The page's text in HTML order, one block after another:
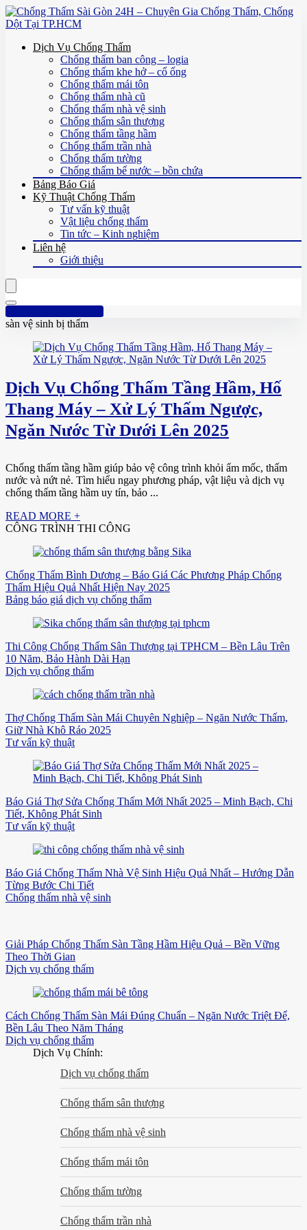
Dịch Vụ Chống Thấm
Chống thấm ban công – logia
Chống thấm khe hở – cổ ống
Chống thấm mái tôn
Chống thấm nhà cũ
Chống thấm nhà vệ sinh
Chống thấm sân thượng
Chống thấm tầng hầm
Chống thấm trần nhà
Chống thấm tường
Chống thấm bể nước – bồn chứa
Bảng Báo Giá
Kỹ Thuật Chống Thấm
Tư vấn kỹ thuật
Vật liệu chống thấm
Tin tức – Kinh nghiệm
Liên hệ
Giới thiệu
Hotline: 0961 894 472
sàn vệ sinh bị thấm
Dịch Vụ Chống Thấm Tầng Hầm, Hố
Thang Máy – Xử Lý Thấm Ngược,
Ngăn Nước Từ Dưới Lên 2025
Chống thấm tầng hầm giúp bảo vệ công trình khỏi ẩm mốc, thấm
nước và nứt nẻ. Tìm hiểu ngay phương pháp, vật liệu và dịch vụ
chống thấm tầng hầm uy tín, bảo ...
READ MORE +
CÔNG TRÌNH THI CÔNG
Chống Thấm Bình Dương – Báo Giá Các Phương Pháp Chống
Thấm Hiệu Quả Nhất Hiện Nay 2025
Bảng báo giá dịch vụ chống thấm
Thi Công Chống Thấm Sân Thượng tại TPHCM – Bền Lâu Trên
10 Năm, Bảo Hành Dài Hạn
Dịch vụ chống thấm
Thợ Chống Thấm Sàn Mái Chuyên Nghiệp – Ngăn Nước Thấm,
Giữ Nhà Khô Ráo 2025
Tư vấn kỹ thuật
Báo Giá Thợ Sửa Chống Thấm Mới Nhất 2025 – Minh Bạch, Chi
Tiết, Không Phát Sinh
Tư vấn kỹ thuật
Báo Giá Chống Thấm Nhà Vệ Sinh Hiệu Quả Nhất – Hướng Dẫn
Từng Bước Chi Tiết
Chống thấm nhà vệ sinh
Giải Pháp Chống Thấm Sàn Tầng Hầm Hiệu Quả – Bền Vững
Theo Thời Gian
Dịch vụ chống thấm
Cách Chống Thấm Sàn Mái Đúng Chuẩn – Ngăn Nước Triệt Để,
Bền Lâu Theo Năm Tháng
Dịch vụ chống thấm
Dịch Vụ Chính:
Dịch vụ chống thấm
Chống thấm sân thượng
Chống thấm nhà vệ sinh
Chống thấm mái tôn
Chống thấm tường
Chống thấm trần nhà